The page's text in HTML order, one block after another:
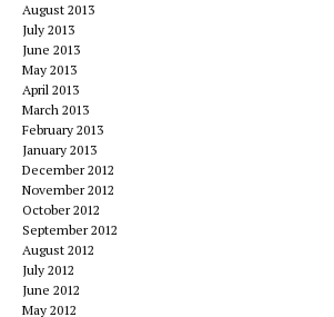
August 2013
July 2013
June 2013
May 2013
April 2013
March 2013
February 2013
January 2013
December 2012
November 2012
October 2012
September 2012
August 2012
July 2012
June 2012
May 2012